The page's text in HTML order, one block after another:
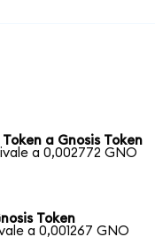
Token a Gnosis Token
a 0,002772 GNO
Token
a 0,001267 GNO